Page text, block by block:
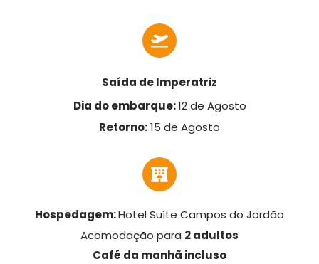
Saída de Imperatriz
Dia do embarque:12 de Agosto
Retorno:15 de Agosto
Hospedagem:Hotel Suíte Campos do Jordão
Acomodação para 2 adultos
Café da manhã incluso